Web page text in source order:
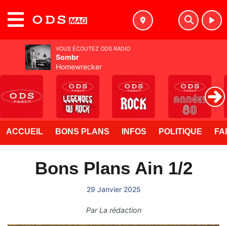
ACCUEIL BONS PLANS INFOS POLITIQUE
Bons Plans Ain 1/2
29 Janvier 2025
ParLa rédaction
VOUS ÉCOUTEZ ODS RADIO
Sombr
Homewrecker